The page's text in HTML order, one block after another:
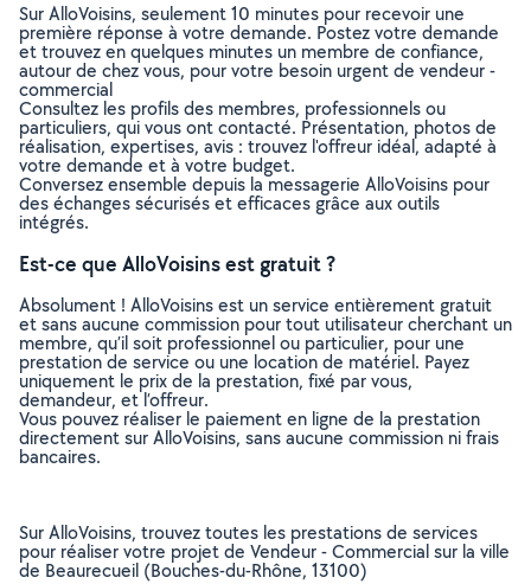
Sur AlloVoisins, seulement 10 minutes pour recevoir une
première réponse à votre demande. Postez votre demande
et trouvez en quelques minutes un membre de confiance,
autour de chez vous, pour votre besoin urgent de vendeur -
commercial
Consultez les profils des membres, professionnels ou
particuliers, qui vous ont contacté. Présentation, photos de
réalisation, expertises, avis : trouvez l'offreur idéal, adapté à
votre demande et à votre budget.
Conversez ensemble depuis la messagerie AlloVoisins pour
des échanges sécurisés et efficaces grâce aux outils
intégrés.
Est-ce que AlloVoisins est gratuit ?
Absolument ! AlloVoisins est un service entièrement gratuit
et sans aucune commission pour tout utilisateur cherchant un
membre, qu’il soit professionnel ou particulier, pour une
prestation de service ou une location de matériel. Payez
uniquement le prix de la prestation, fixé par vous,
demandeur, et l’offreur.
Vous pouvez réaliser le paiement en ligne de la prestation
directement sur AlloVoisins, sans aucune commission ni frais
bancaires.
Sur AlloVoisins, trouvez toutes les prestations de services
pour réaliser votre projet de Vendeur - Commercial sur la ville
de Beaurecueil (Bouches-du-Rhône, 13100)